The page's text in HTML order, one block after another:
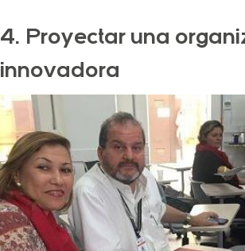
4. Proyectar una
innovadora